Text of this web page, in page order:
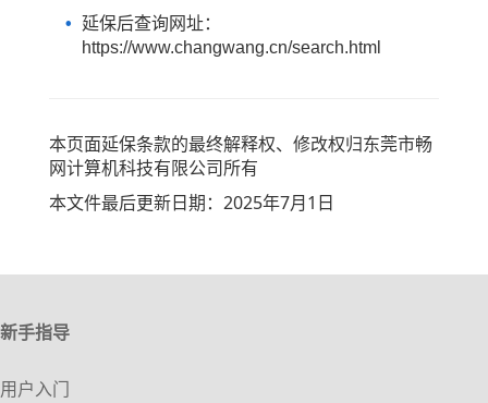
延保后查询网址：
https://www.changwang.cn/search.html
本页面延保条款的最终解释权、修改权归东莞市畅
网计算机科技有限公司所有
本文件最后更新日期：2025年7月1日
新手指导
用户入门